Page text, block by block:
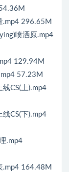
.mp4 296.65M
喷洒原.mp4
129.94M
57.23M
CS(上).mp4
CS(下).mp4
.mp4
.mp4 164.48M